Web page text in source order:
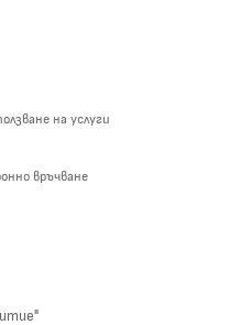
на услуги
връчване